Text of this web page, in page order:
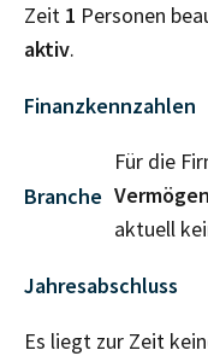
Zeit 1 Personen
aktiv.
Finanzkennzahlen
Branche
Für die
aktuell
Jahresabschluss
Es liegt zur Zeit